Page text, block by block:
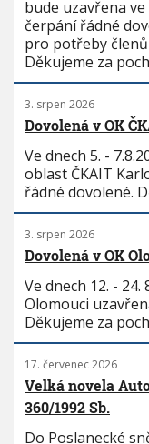
bude uzavřena ve
čerpání řádné
pro potřeby
Děkujeme za
3. srpen 2026
Dovolená v OK
Ve dnech 5. -
oblast ČKAIT
řádné dovolené.
3. srpen 2026
Dovolená v OK
Ve dnech 12. - 24.
Olomouci
Děkujeme za
17. červenec 2026
Velká novela
360/1992 Sb.
Do Poslanecké